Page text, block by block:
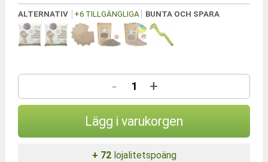
ALTERNATIV +6 TILLGÄNGLIGA BUNTA OCH SPARA
- +
Lägg i varukorgen
+ 72lojalitetspoäng